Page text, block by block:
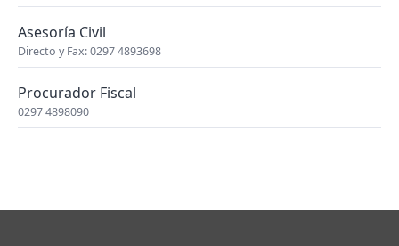
Asesoría Civil
Directo y Fax: 0297 4893698
Procurador Fiscal
0297 4898090